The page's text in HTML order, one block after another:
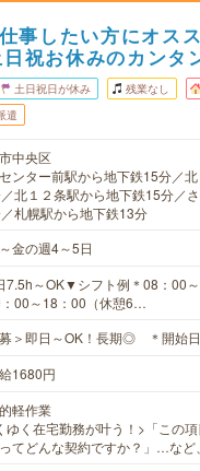
事したい方にオス
祝お休みのカンタ
土日祝日が休み 残業なし
遣
中央区
ンター前駅から地下鉄15分／
北１２条駅から地下鉄15分／
札幌駅から地下鉄13分
金の週4～5日
7.5h～OK▼シフト例＊08：00
：00～18：00（休憩6…
＞即日～OK！長期◎ ＊開始日
1680円
軽作業
ゆく在宅勤務が叶う！>「この項
ってどんな契約ですか？」…な